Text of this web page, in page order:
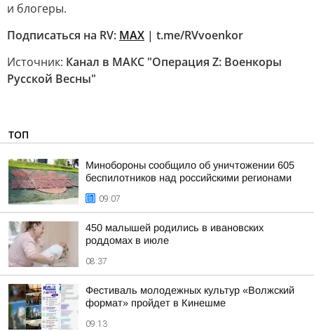
и блогеры.
Подписаться на RV: MAX | t.me/RVvoenkor
Источник: Канал в МАКС "Операция Z: Военкоры
Русской Весны"
ТОП
Минобороны сообщило об уничтожении 605
беспилотников над российскими регионами
09:07
450 малышей родились в ивановских
роддомах в июле
08:37
Фестиваль молодежных культур «Волжский
формат» пройдет в Кинешме
09:13